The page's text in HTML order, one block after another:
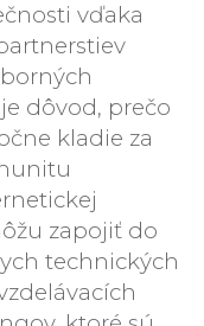
vďaka
dôvod, prečo
kladie za
zapojiť do
technických